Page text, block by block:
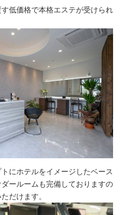
低価格で本格エステが受けられ
にホテルをイメージしたベース
ールームも完備しておりますの
だけます。